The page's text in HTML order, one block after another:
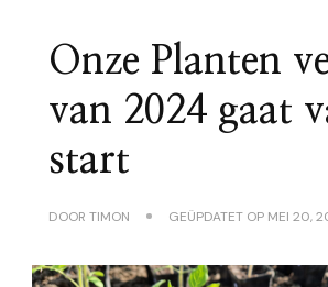
Onze Planten
van 2024 gaat
start
DOOR TIMON GEÜPDATET OP MEI 20,